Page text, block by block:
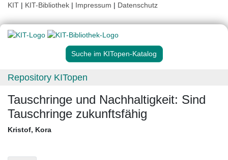
KIT | KIT-Bibliothek | Impressum | Datenschutz
Suche im KITopen-Katalog
Repository KITopen
Tauschringe und Nachhaltigkeit: Sind
Tauschringe zukunftsfähig
Kristof, Kora